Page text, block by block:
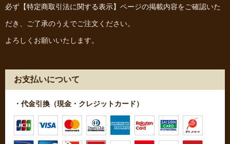
必ず 【特定商取引法に関する表示】 ページの掲載内容をご確認いた
だき、ご了承のうえでご注文ください。
よろしくお願いいたします。
お支払いについて
・代金引換（現金・クレジットカード）